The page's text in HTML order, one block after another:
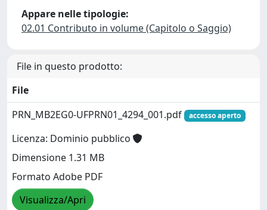
Appare nelle tipologie:
02.01 Contributo in volume (Capitolo o Saggio)
File in questo prodotto:
File
PRN_MB2EG0-UFPRN01_4294_001.pdf
accesso aperto
Licenza: Dominio pubblico
Dimensione 1.31 MB
Formato Adobe PDF
Visualizza/Apri